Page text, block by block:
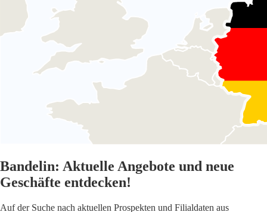
Bandelin: Aktuelle Angebote und neue
Geschäfte entdecken!
Auf der Suche nach aktuellen Prospekten und Filialdaten aus